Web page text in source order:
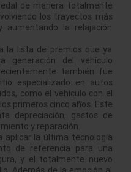
de manera totalmente
los trayectos más
aumentando la relajación
la lista de premios que ya
generación del vehículo
también fue
especializado en autos
como el vehículo con el
primeros cinco años. Este
depreciación, gastos de
y reparación.
aplicar la última tecnología
de referencia para una
y el totalmente nuevo